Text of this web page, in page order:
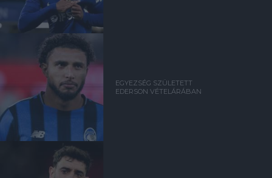
EGYEZSÉG SZÜLETETT
EDERSON VÉTELÁRÁBAN